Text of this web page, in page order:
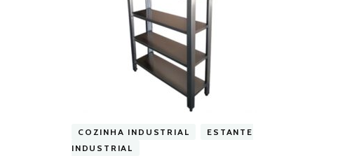
COZINHA INDUSTRIAL
ESTANTE
INDUSTRIAL